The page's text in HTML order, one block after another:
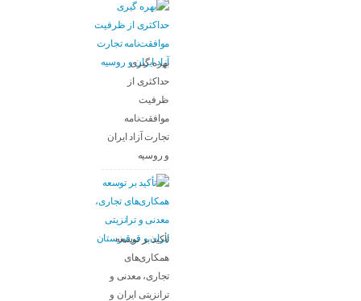
بهره گیری
حداکثری از
ظرفیت
موافقت‌نامه
تجارت آزاد ایران
و روسیه
تأکید بر توسعه
همکاری‌های
تجاری، معدنی و
ترانزیتی ایران و